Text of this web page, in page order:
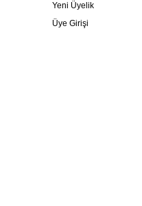
Yeni Üyelik
Üye Girişi